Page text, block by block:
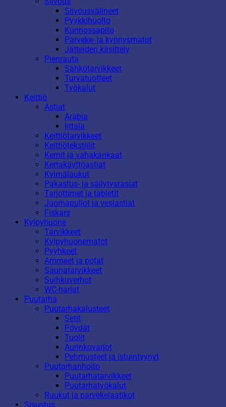
Siivousvälineet
Pyykkihuolto
Kunnossapito
Parveke- ja kynnysmatot
Jätteiden käsittely
Pienrauta
Sähkötarvikkeet
Turvatuotteet
Työkalut
Keittiö
Astiat
Arabia
Iittala
Keittiötarvikkeet
Keittiötekstiilit
Kernit ja vahakankaat
Kertakäyttöastiat
Kylmälaukut
Pakastus- ja säilytysrasiat
Tarjottimet ja tabletit
Juomapullot ja vesiastiat
Fiskars
Kylpyhuone
Tarvikkeet
Kylpyhuonematot
Pyyhkeet
Ammeet ja potat
Saunatarvikkeet
Suihkuverhot
WC-harjat
Puutarha
Puutarhakalusteet
Setit
Pöydät
Tuolit
Aurinkovarjot
Pehmusteet ja istuintyynyt
Puutarhanhoito
Puutarhatarvikkeet
Puutarhatyökalut
Ruukut ja parvekelaatikot
Sisustus